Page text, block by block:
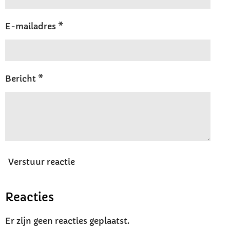
E-mailadres *
Bericht *
Verstuur reactie
Reacties
Er zijn geen reacties geplaatst.